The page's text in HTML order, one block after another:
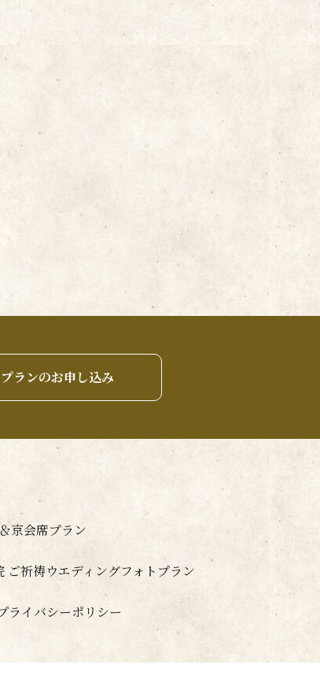
プランのお申し込み
京会席プラン
ご祈祷ウエディングフォトプラン
ライバシーポリシー